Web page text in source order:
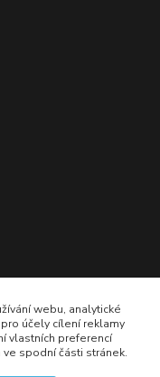
webu, analytické
účely cílení reklamy
vlastních preferencí
spodní části stránek.